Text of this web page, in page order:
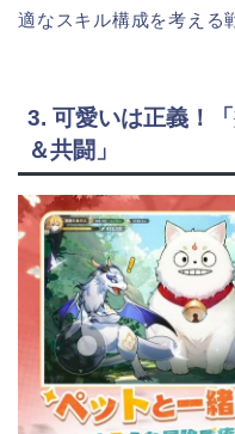
適なスキル構成を考える
3. 可愛いは正義！
＆共闘」